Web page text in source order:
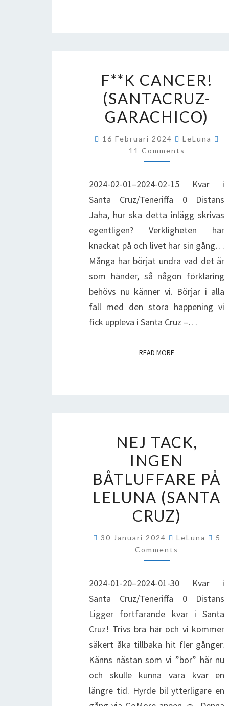
CANCER!
(SANTACRUZ-
GARACHICO)
F**K CANCER!
(SANTACRUZ-
GARACHICO)
16 Februari 2024 LeLuna
11 Comments
2024-02-01–2024-02-15 Kvar i
Santa Cruz/Teneriffa 0 Distans
Jaha, hur ska detta inlägg skrivas
egentligen? Verkligheten har
knackat på och livet har sin gång…
Många har börjat undra vad det är
som händer, så någon förklaring
behövs nu känner vi. Börjar i alla
fall med den stora happening vi
fick uppleva i Santa Cruz –…
READ MOREREAD MORE
TACK,
INGEN
BÅTLUFFARE
PÅ
LELUNA
(SANTA
CRUZ)
NEJ TACK,
INGEN
BÅTLUFFARE PÅ
LELUNA (SANTA
CRUZ)
30 Januari 2024 LeLuna
5
Comments
2024-01-20–2024-01-30 Kvar i
Santa Cruz/Teneriffa 0 Distans
Ligger fortfarande kvar i Santa
Cruz! Trivs bra här och vi kommer
säkert åka tillbaka hit fler gånger.
Känns nästan som vi ”bor” här nu
och skulle kunna vara kvar en
längre tid. Hyrde bil ytterligare en